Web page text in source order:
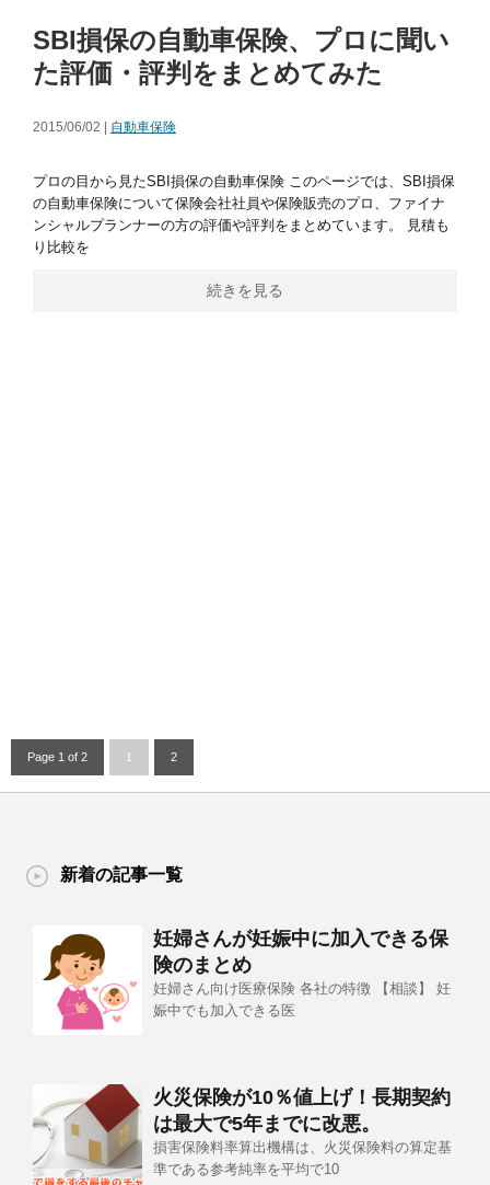
SBI損保の自動車保険、プロに聞い
た評価・評判をまとめてみた
2015/06/02 | 自動車保険
プロの目から見たSBI損保の自動車保険 このページでは、SBI損保
の自動車保険について保険会社社員や保険販売のプロ、ファイナ
ンシャルプランナーの方の評価や評判をまとめています。 見積も
り比較を
続きを見る
Page 1 of 2 1 2
新着の記事一覧
妊婦さんが妊娠中に加入できる保
険のまとめ
妊婦さん向け医療保険 各社の特徴 【相談】 妊
娠中でも加入できる医
火災保険が10％値上げ！長期契約
は最大で5年までに改悪。
損害保険料率算出機構は、火災保険料の算定基
準である参考純率を平均で10